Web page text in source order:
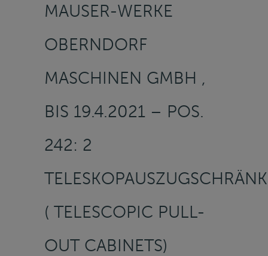
MAUSER-WERKE
OBERNDORF
MASCHINEN GMBH ,
BIS 19.4.2021 – POS.
242: 2
( TELESCOPIC PULL-
OUT CABINETS)